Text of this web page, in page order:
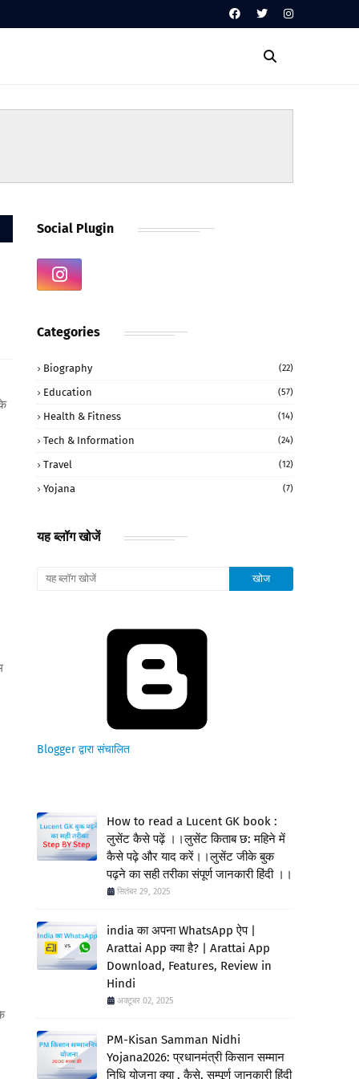
Social Plugin
Categories
Biography (22)
Education (57)
Health & Fitness (14)
Tech & Information (24)
Travel (12)
Yojana (7)
यह ब्लॉग खोजें
Blogger द्वारा संचालित
How to read a Lucent GK book :
लुसेंट कैसे पढ़ें ।।लुसेंट किताब छ: महिने में
कैसे पढ़े और याद करें।।लुसेंट जीके बुक
पढ़ने का सही तरीका संपूर्ण जानकारी हिंदी ।।
सितंबर 29, 2025
india का अपना WhatsApp ऐप |
Arattai App क्या है? | Arattai App
Download, Features, Review in
Hindi
अक्टूबर 02, 2025
PM-Kisan Samman Nidhi
Yojana2026: प्रधानमंत्री किसान सम्मान
निधि योजना क्या , कैसे, सम्पूर्ण जानकारी हिंदी